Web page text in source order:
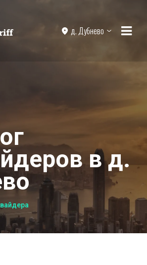
д. Дубнево
в д.